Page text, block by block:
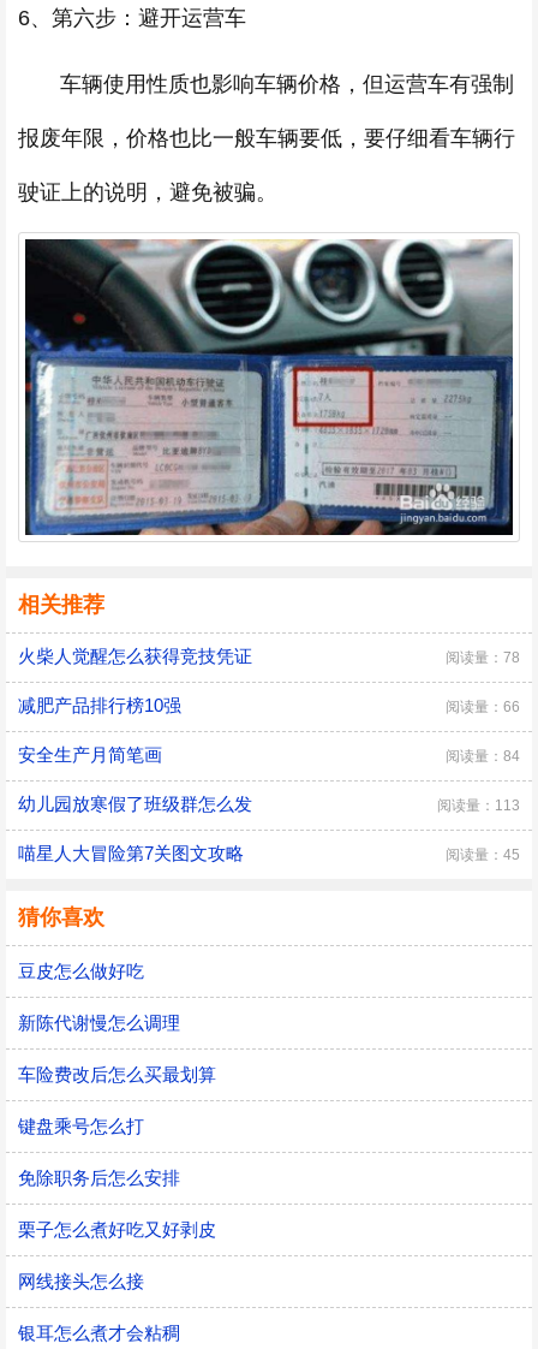
6、第六步：避开运营车
车辆使用性质也影响车辆价格，但运营车有强制
报废年限，价格也比一般车辆要低，要仔细看车辆行
驶证上的说明，避免被骗。
相关推荐
火柴人觉醒怎么获得竞技凭证 阅读量：78
减肥产品排行榜10强 阅读量：66
安全生产月简笔画 阅读量：84
幼儿园放寒假了班级群怎么发 阅读量：113
喵星人大冒险第7关图文攻略 阅读量：45
猜你喜欢
豆皮怎么做好吃
新陈代谢慢怎么调理
车险费改后怎么买最划算
键盘乘号怎么打
免除职务后怎么安排
栗子怎么煮好吃又好剥皮
网线接头怎么接
银耳怎么煮才会粘稠